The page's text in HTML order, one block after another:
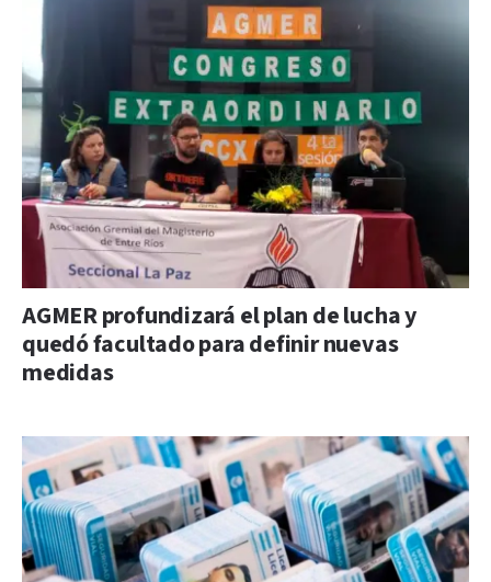
AGMER profundizará el plan de lucha y
quedó facultado para definir nuevas
medidas